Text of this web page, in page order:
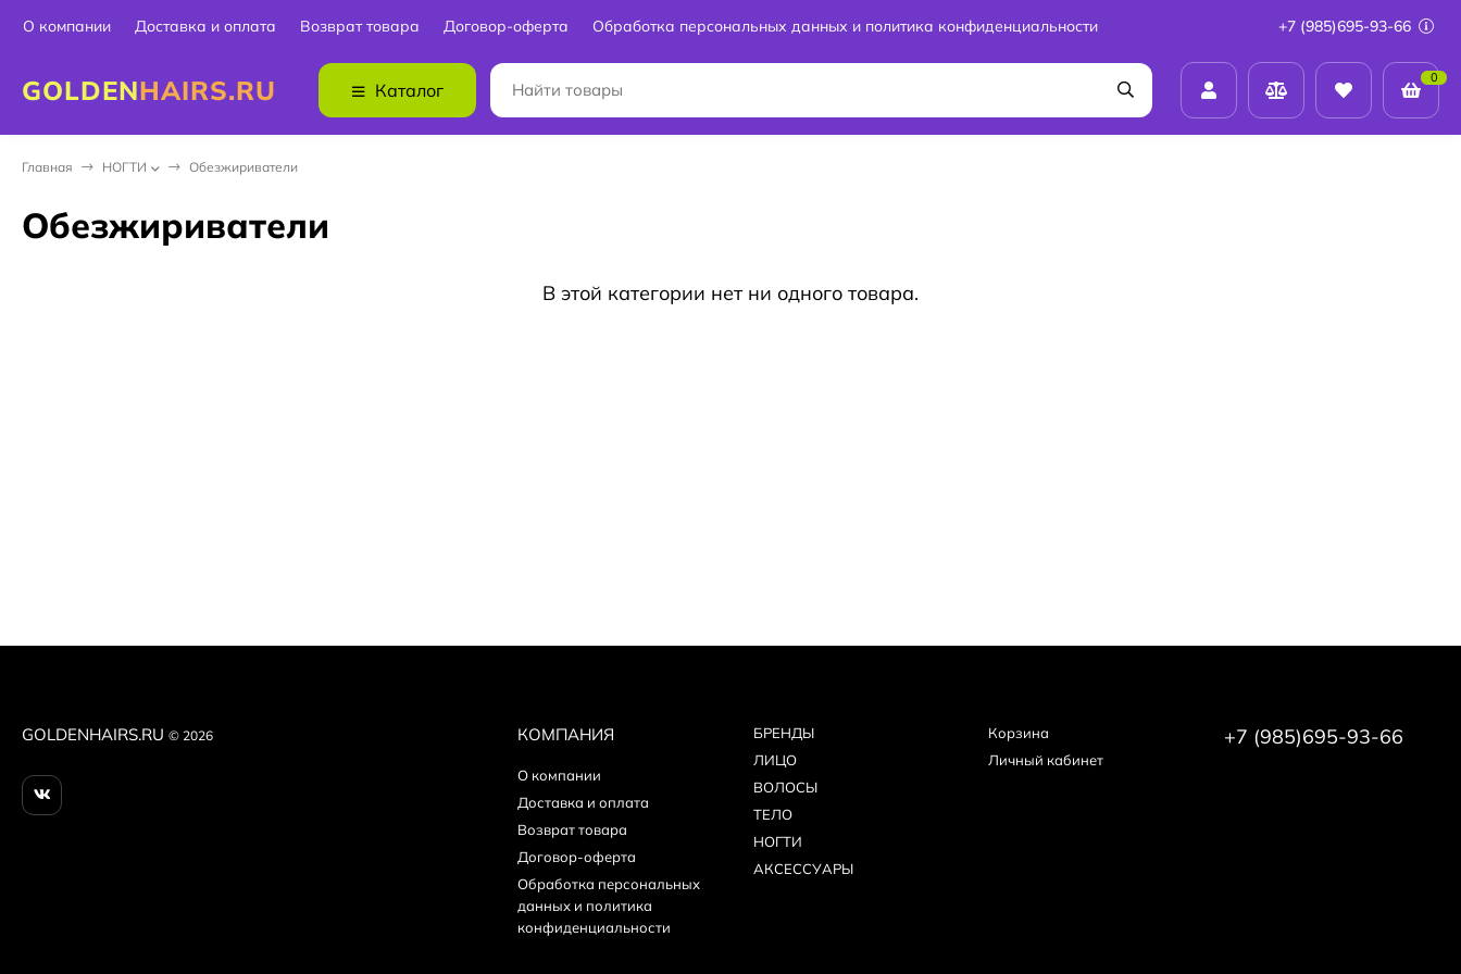
О компании Доставка и оплата Возврат товара Договор-оферта Обработка персональных данных и политика конфиденциальности +7 (985)695-93-66
GOLDENHAIRS.RU Каталог
0
Главная НОГТИ Обезжириватели
Обезжириватели
В этой категории нет ни одного товара.
GOLDENHAIRS.RU © 2026 КОМПАНИЯ
О компании
Доставка и оплата
Возврат товара
Договор-оферта
Обработка персональных
данных и политика
конфиденциальности
БPEНДЫ
ЛИЦО
ВОЛОСЫ
ТЕЛО
НОГТИ
АКСЕССУАРЫ
Корзина
Личный кабинет
+7 (985)695-93-66